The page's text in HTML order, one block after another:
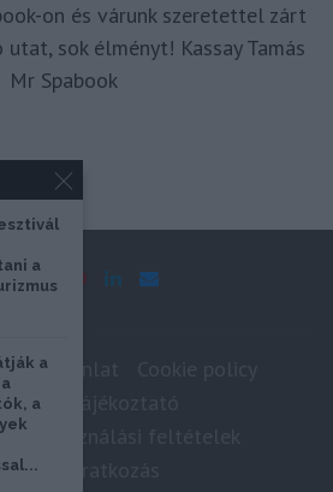
on és várunk szeretettel zárt
utat, sok élményt! Kassay Tamás
Mr Spabook
tájékoztató
felhasználási feltételek
feliratkozás
a
a
a